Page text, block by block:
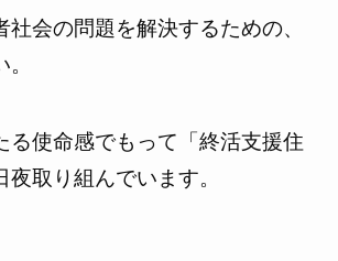
社会の問題を解決するための、
る使命感でもって「終活支援住
取り組んでいます。